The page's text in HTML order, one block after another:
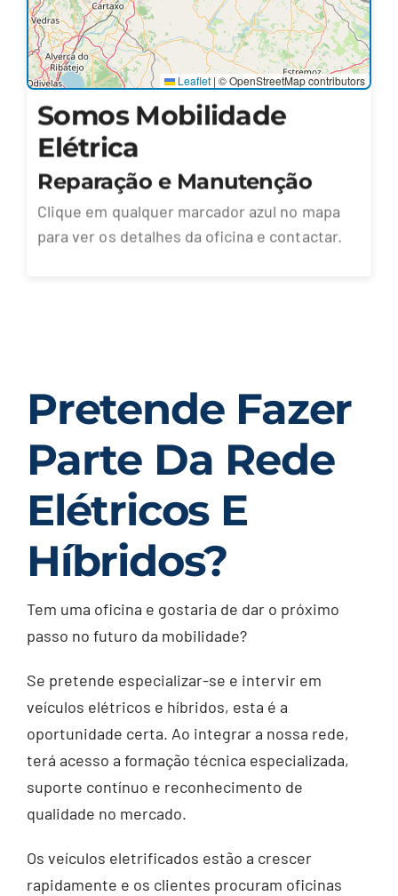
Leaflet | © OpenStreetMap contributors
Somos Mobilidade
Elétrica
Reparação e Manutenção
Clique em qualquer marcador azul no mapa
para ver os detalhes da oficina e contactar.
Pretende Fazer
Parte Da Rede
Elétricos E
Híbridos?
Tem uma oficina e gostaria de dar o próximo
passo no futuro da mobilidade?
Se pretende especializar-se e intervir em
veículos elétricos e híbridos, esta é a
oportunidade certa. Ao integrar a nossa rede,
terá acesso a formação técnica especializada,
suporte contínuo e reconhecimento de
qualidade no mercado.
Os veículos eletrificados estão a crescer
rapidamente e os clientes procuram oficinas